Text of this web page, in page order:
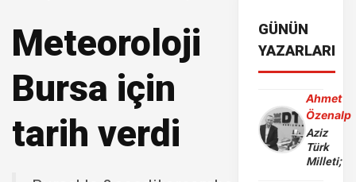
Meteoroloji
Bursa için
tarih verdi
GÜNÜN
YAZARLARI
Ahmet
Özenalp
Aziz
Türk
Milleti;